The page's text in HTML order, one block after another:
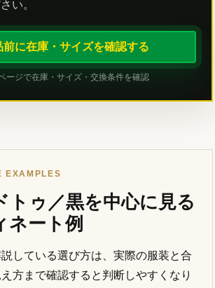
い。
前に在庫・サイズを確認する
ージで在庫・サイズ・交換条件を確認
EXAMPLES
トゥ／黒を中心に見る
ネート例
している選び方は、実際の服装と合
方まで確認すると判断しやすくなり